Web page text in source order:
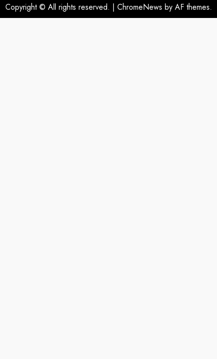
Copyright © All rights reserved. | ChromeNews by AF themes.